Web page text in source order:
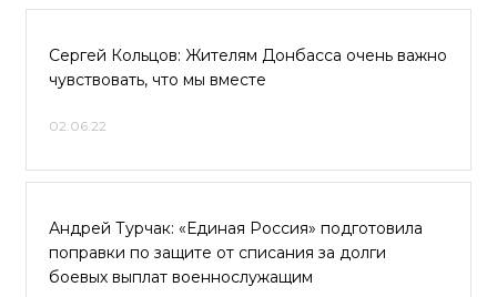
Сергей Кольцов: Жителям Донбасса очень важно
чувствовать, что мы вместе
02.06.22
Андрей Турчак: «Единая Россия» подготовила
поправки по защите от списания за долги
боевых выплат военнослужащим